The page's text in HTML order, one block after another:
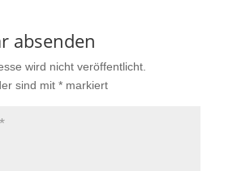
absenden
wird nicht veröffentlicht.
sind mit *markiert